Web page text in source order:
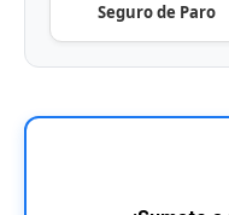
Seguro de Paro